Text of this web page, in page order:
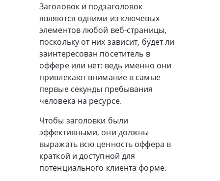
Заголовок и подзаголовок
являются одними из ключевых
элементов любой веб-страницы,
поскольку от них зависит, будет ли
заинтересован посетитель в
оффере или нет: ведь именно они
привлекают внимание в самые
первые секунды пребывания
человека на ресурсе.
Чтобы заголовки были
эффективными, они должны
выражать всю ценность оффера в
краткой и доступной для
потенциального клиента форме.